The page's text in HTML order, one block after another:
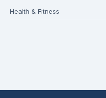
Health & Fitness